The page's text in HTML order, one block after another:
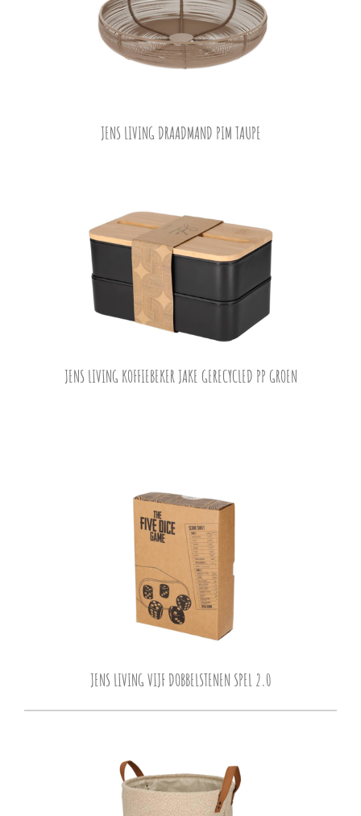
JENS LIVING DRAADMAND PIM TAUPE
JENS LIVING KOFFIEBEKER JAKE GERECYCLED PP GROEN
JENS LIVING VIJF DOBBELSTENEN SPEL 2.0